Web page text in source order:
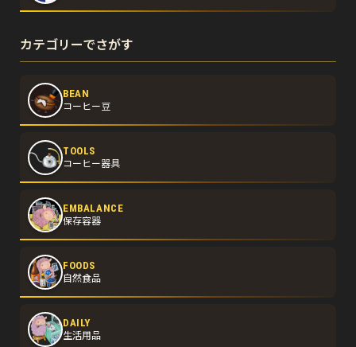
カテゴリーでさがす
BEAN
コーヒー豆
TOOLS
コーヒー器具
EMBALANCE
保存容器
FOODS
自然食品
DAILY
生活用品